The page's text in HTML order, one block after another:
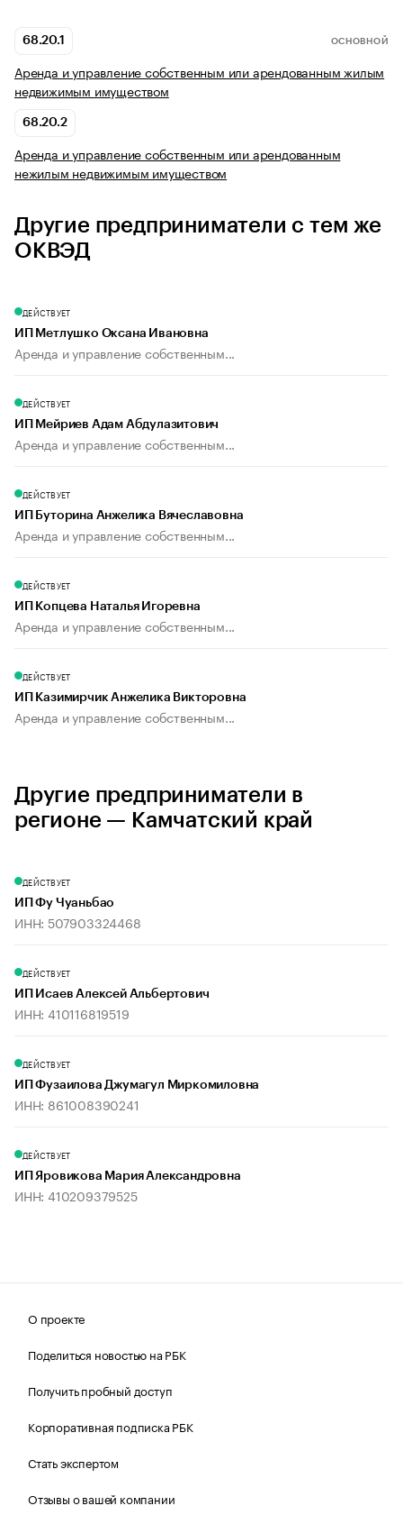
68.20.1 ОСНОВНОЙ
Аренда и управление собственным или арендованным жилым
недвижимым имуществом
68.20.2
Аренда и управление собственным или арендованным
нежилым недвижимым имуществом
Другие предприниматели с тем же
ОКВЭД
ДЕЙСТВУЕТ
ИП Метлушко Оксана Ивановна
Аренда и управление собственным...
ДЕЙСТВУЕТ
ИП Мейриев Адам Абдулазитович
Аренда и управление собственным...
ДЕЙСТВУЕТ
ИП Буторина Анжелика Вячеславовна
Аренда и управление собственным...
ДЕЙСТВУЕТ
ИП Копцева Наталья Игоревна
Аренда и управление собственным...
ДЕЙСТВУЕТ
ИП Казимирчик Анжелика Викторовна
Аренда и управление собственным...
Другие предприниматели в
регионе — Камчатский край
ДЕЙСТВУЕТ
ИП Фу Чуаньбао
ИНН: 507903324468
ДЕЙСТВУЕТ
ИП Исаев Алексей Альбертович
ИНН: 410116819519
ДЕЙСТВУЕТ
ИП Фузаилова Джумагул Миркомиловна
ИНН: 861008390241
ДЕЙСТВУЕТ
ИП Яровикова Мария Александровна
ИНН: 410209379525
О проекте
Поделиться новостью на РБК
Получить пробный доступ
Корпоративная подписка РБК
Стать экспертом
Отзывы о вашей компании